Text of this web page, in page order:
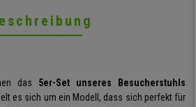
das 5er-Set unseres Besucherstuhls
es sich um ein Modell, dass sich perfekt für